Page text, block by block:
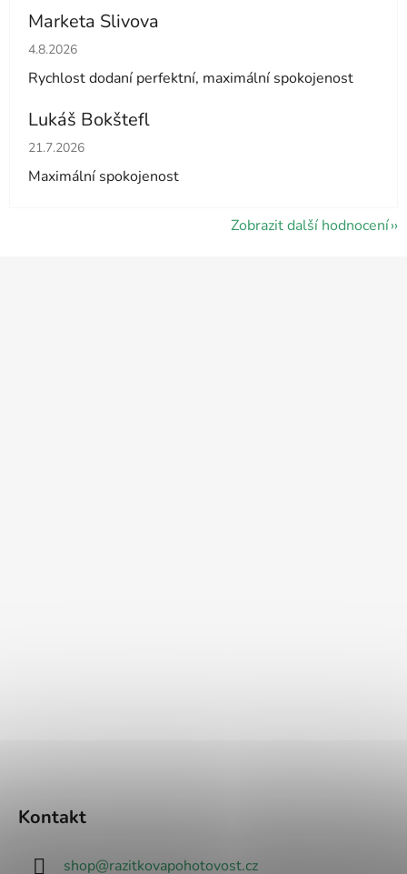
Marketa Slivova
Hodnocení obchodu je 5 z 5 hvězdiček.
4.8.2026
Rychlost dodaní perfektní, maximální spokojenost
Lukáš Bokštefl
Hodnocení obchodu je 5 z 5 hvězdiček.
21.7.2026
Maximální spokojenost
Zobrazit další hodnocení
Kontakt
shop@razitkovapohotovost.cz